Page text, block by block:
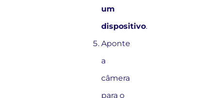
um
dispositivo.
Aponte
a
câmera
para o